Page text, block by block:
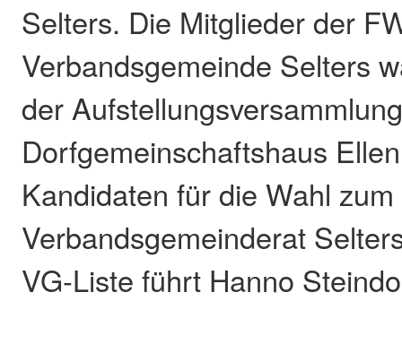
Selters. Die Mitglieder der
Verbandsgemeinde Selters
der
Dorfgemeinschaftshaus
Kandidaten für die Wahl zum
Verbandsgemeinderat
VG-Liste führt Hanno